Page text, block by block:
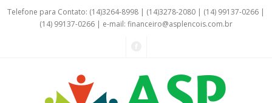
Telefone para Contato: (14)3264-8998 | (14)3278-2080 | (14) 99137-0266 |
(14) 99137-0266 | e-mail: financeiro@asplencois.com.br